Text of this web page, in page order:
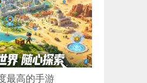
最高的手游